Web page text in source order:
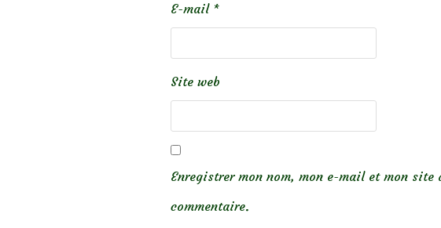
E-mail *
Site web
Enregistrer mon nom, mon e-mail et mon
commentaire.